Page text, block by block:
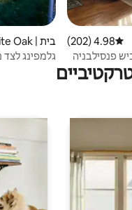
דירוג ממוצע של 4.98 מתוך 5, 202 ביקורות
4.98 (202)
פנסילבניה
בית | White Oak
גלמפינג לצד